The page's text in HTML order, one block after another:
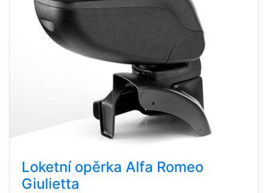
Loketní opěrka Alfa Romeo
Giulietta